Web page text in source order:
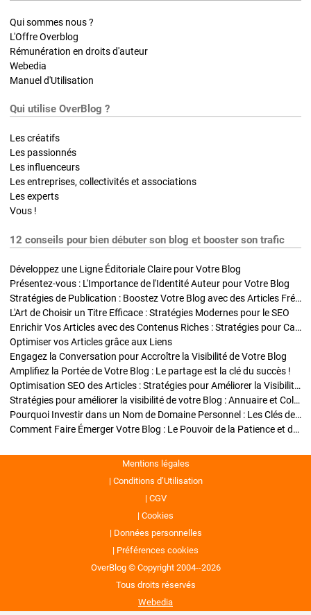
Qui sommes nous ?
L'Offre Overblog
Rémunération en droits d'auteur
Webedia
Manuel d'Utilisation
Qui utilise OverBlog ?
Les créatifs
Les passionnés
Les influenceurs
Les entreprises, collectivités et associations
Les experts
Vous !
12 conseils pour bien débuter son blog et booster son trafic
Développez une Ligne Éditoriale Claire pour Votre Blog
Présentez-vous : L'Importance de l'Identité Auteur pour Votre Blog
Stratégies de Publication : Boostez Votre Blog avec des Articles Fréquents et Exclusifs
L'Art de Choisir un Titre Efficace : Stratégies Modernes pour le SEO
Enrichir Vos Articles avec des Contenus Riches : Stratégies pour Captiver et Optimiser
Optimiser vos Articles grâce aux Liens
Engagez la Conversation pour Accroître la Visibilité de Votre Blog
Amplifiez la Portée de Votre Blog : Le partage est la clé du succès !
Optimisation SEO des Articles : Stratégies pour Améliorer la Visibilité de Votre Blog
Stratégies pour améliorer la visibilité de votre Blog : Annuaire et Collaborations
Pourquoi Investir dans un Nom de Domaine Personnel : Les Clés de la Réussite de Votre Blog
Comment Faire Émerger Votre Blog : Le Pouvoir de la Patience et de la Persévérance
Mentions légales
Conditions d’Utilisation
CGV
Cookies
Données personnelles
Préférences cookies
OverBlog © Copyright 2004--2026
Tous droits réservés
Webedia